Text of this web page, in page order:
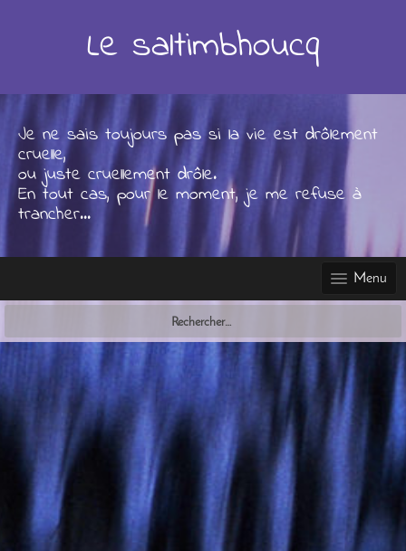
Le saltimbhoucq
Je ne sais toujours pas si la vie est drôlement
cruelle,
ou juste cruellement drôle.
En tout cas, pour le moment, je me refuse à
trancher...
Menu